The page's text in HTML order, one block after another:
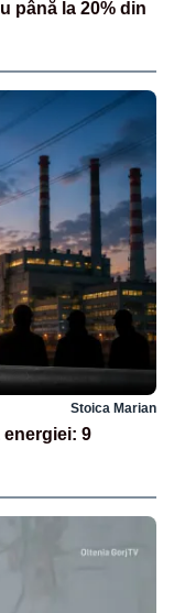
până la 20% din
Stoica Marian
9